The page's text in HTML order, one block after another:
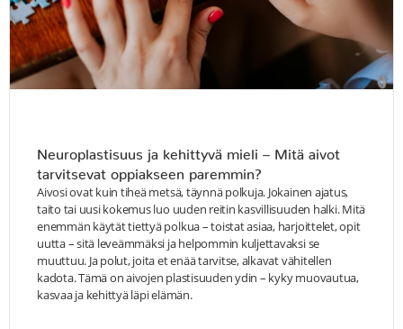
Neuroplastisuus ja kehittyvä mieli – Mitä aivot
tarvitsevat oppiakseen paremmin?
Aivosi ovat kuin tiheä metsä, täynnä polkuja. Jokainen ajatus,
taito tai uusi kokemus luo uuden reitin kasvillisuuden halki. Mitä
enemmän käytät tiettyä polkua – toistat asiaa, harjoittelet, opit
uutta – sitä leveämmäksi ja helpommin kuljettavaksi se
muuttuu. Ja polut, joita et enää tarvitse, alkavat vähitellen
kadota. Tämä on aivojen plastisuuden ydin – kyky muovautua,
kasvaa ja kehittyä läpi elämän.